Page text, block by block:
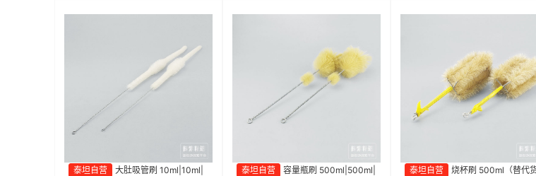
泰坦自营
大肚吸管刷 10ml|10ml|
泰坦自营
容量瓶刷 500ml|500ml|
泰坦自营
烧杯刷 500ml（替代